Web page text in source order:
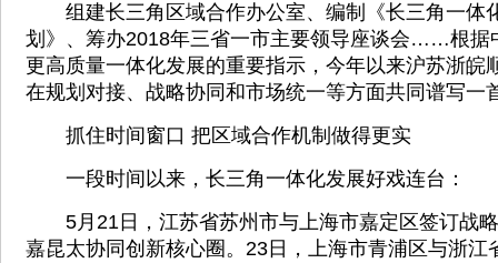
组建长三角区域合作办公室、编制《长三角一体
划》、筹办2018年三省一市主要领导座谈会……根据
更高质量一体化发展的重要指示，今年以来沪苏浙皖
在规划对接、战略协同和市场统一等方面共同谱写一
抓住时间窗口 把区域合作机制做得更实
一段时间以来，长三角一体化发展好戏连台：
5月21日，江苏省苏州市与上海市嘉定区签订战
嘉昆太协同创新核心圈。23日，上海市青浦区与浙江